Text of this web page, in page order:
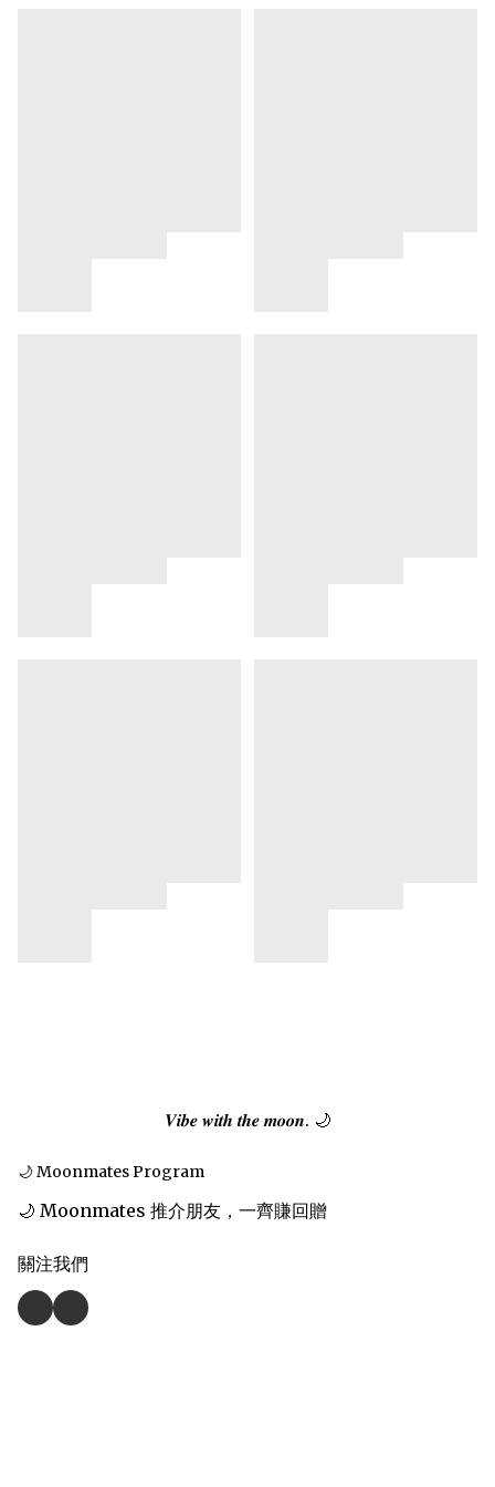
𝑽𝒊𝒃𝒆 𝒘𝒊𝒕𝒉 𝒕𝒉𝒆 𝒎𝒐𝒐𝒏. 🌙
🌙 Moonmates Program
🌙 Moonmates 推介朋友，一齊賺回贈
關注我們